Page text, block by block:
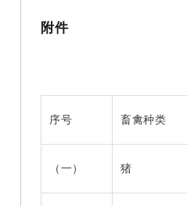
附件
序号 畜禽种类
（一） 猪